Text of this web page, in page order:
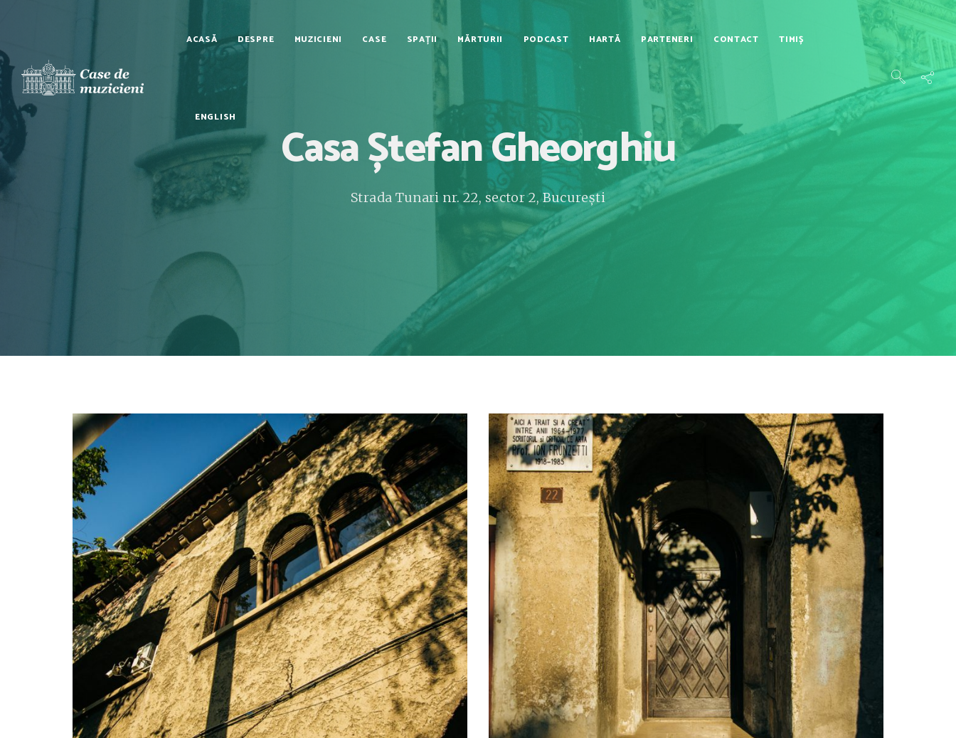
ACASĂ DESPRE MUZICIENI CASE SPAȚII MĂRTURII PODCAST HARTĂ PARTENERI CONTACT TIMIȘ
ENGLISH Casa Ștefan Gheorghiu
Strada Tunari nr. 22, sector 2, București